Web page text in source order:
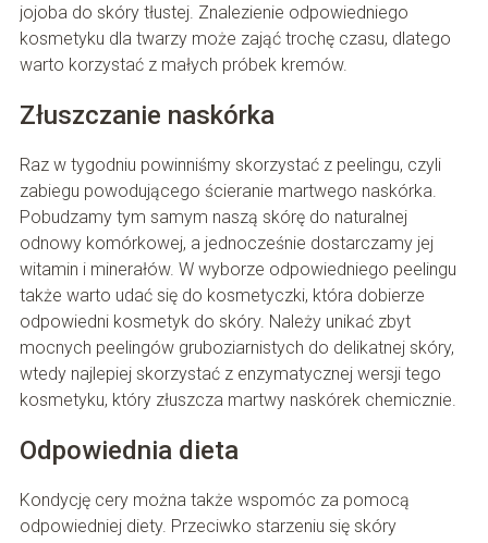
jojoba do skóry tłustej. Znalezienie odpowiedniego
kosmetyku dla twarzy może zająć trochę czasu, dlatego
warto korzystać z małych próbek kremów.
Złuszczanie naskórka
Raz w tygodniu powinniśmy skorzystać z peelingu, czyli
zabiegu powodującego ścieranie martwego naskórka.
Pobudzamy tym samym naszą skórę do naturalnej
odnowy komórkowej, a jednocześnie dostarczamy jej
witamin i minerałów. W wyborze odpowiedniego peelingu
także warto udać się do kosmetyczki, która dobierze
odpowiedni kosmetyk do skóry. Należy unikać zbyt
mocnych peelingów gruboziarnistych do delikatnej skóry,
wtedy najlepiej skorzystać z enzymatycznej wersji tego
kosmetyku, który złuszcza martwy naskórek chemicznie.
Odpowiednia dieta
Kondycję cery można także wspomóc za pomocą
odpowiedniej diety. Przeciwko starzeniu się skóry